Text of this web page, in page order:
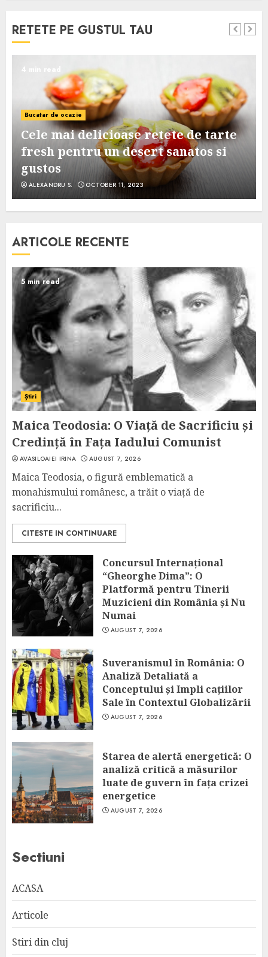
RETETE PE GUSTUL TAU
4 min read
Bucatar de ocazie
Cele mai delicioase retete de tarte
fresh pentru un desert sanatos si
gustos
ALEXANDRU S. OCTOBER 11, 2023
ARTICOLE RECENTE
5 min read
Știri
Maica Teodosia: O Viață de Sacrificiu și
Credință în Fața Iadului Comunist
AVASILOAIEI IRINA AUGUST 7, 2026
Maica Teodosia, o figură emblematică a
monahismului românesc, a trăit o viață de
sacrificiu...
CITESTE IN CONTINUARE
Concursul Internațional
“Gheorghe Dima”: O
Platformă pentru Tinerii
Muzicieni din România și Nu
Numai
AUGUST 7, 2026
Suveranismul în România: O
Analiză Detaliată a
Conceptului și Impli cațiilor
Sale în Contextul Globalizării
AUGUST 7, 2026
Starea de alertă energetică: O
analiză critică a măsurilor
luate de guvern în fața crizei
energetice
AUGUST 7, 2026
Sectiuni
ACASA
Articole
Stiri din cluj